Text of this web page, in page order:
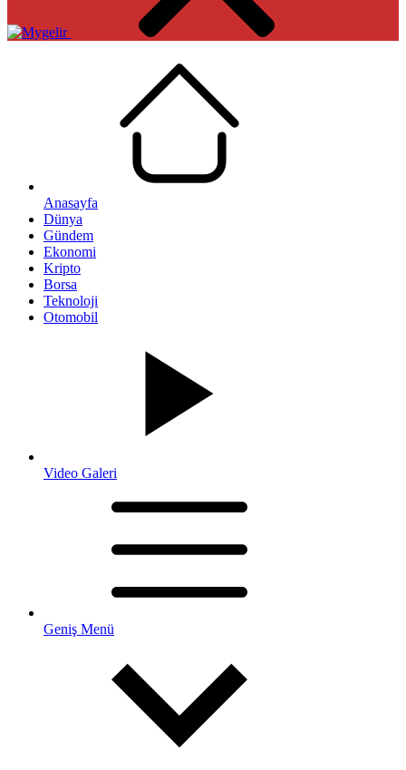
Anasayfa
Dünya
Gündem
Ekonomi
Kripto
Borsa
Teknoloji
Otomobil
Video Galeri
Geniş Menü